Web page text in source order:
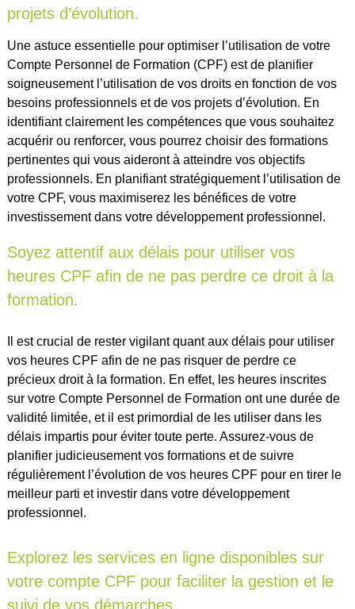
projets d’évolution.
Une astuce essentielle pour optimiser l’utilisation de votre
Compte Personnel de Formation (CPF) est de planifier
soigneusement l’utilisation de vos droits en fonction de vos
besoins professionnels et de vos projets d’évolution. En
identifiant clairement les compétences que vous souhaitez
acquérir ou renforcer, vous pourrez choisir des formations
pertinentes qui vous aideront à atteindre vos objectifs
professionnels. En planifiant stratégiquement l’utilisation de
votre CPF, vous maximiserez les bénéfices de votre
investissement dans votre développement professionnel.
Soyez attentif aux délais pour utiliser vos
heures CPF afin de ne pas perdre ce droit à la
formation.
Il est crucial de rester vigilant quant aux délais pour utiliser
vos heures CPF afin de ne pas risquer de perdre ce
précieux droit à la formation. En effet, les heures inscrites
sur votre Compte Personnel de Formation ont une durée de
validité limitée, et il est primordial de les utiliser dans les
délais impartis pour éviter toute perte. Assurez-vous de
planifier judicieusement vos formations et de suivre
régulièrement l’évolution de vos heures CPF pour en tirer le
meilleur parti et investir dans votre développement
professionnel.
Explorez les services en ligne disponibles sur
votre compte CPF pour faciliter la gestion et le
suivi de vos démarches.